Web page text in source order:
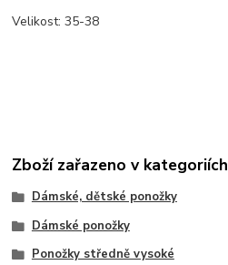
Velikost: 35-38
Zboží zařazeno v kategoriích
Dámské, dětské ponožky
Dámské ponožky
Ponožky středně vysoké